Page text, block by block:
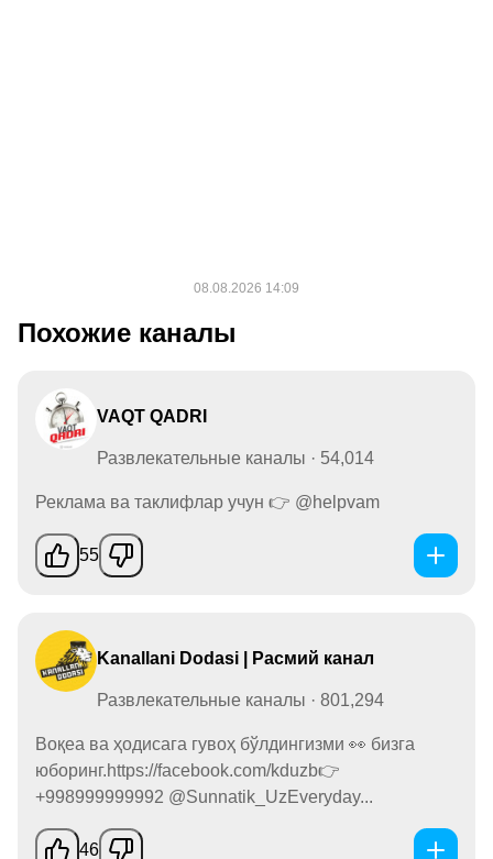
Похожие каналы
VAQT QADRI
Развлекательные каналы · 54,014
Реклама ва таклифлар учун 👉 @helpvam
55
Kanallani Dodasi | Расмий канал
Развлекательные каналы · 801,294
Воқеа ва ҳодисага гувоҳ бўлдингизми 👀 бизга
юборинг.https://facebook.com/kduzb👉
+998999999992 @Sunnatik_UzEveryday...
46